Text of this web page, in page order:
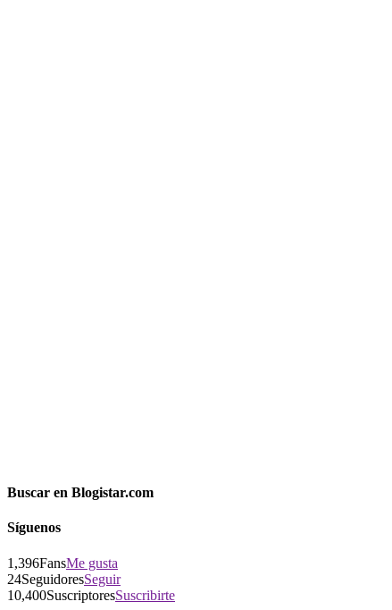
Buscar en Blogistar.com
Síguenos
1,396FansMe gusta
24SeguidoresSeguir
10,400SuscriptoresSuscribirte